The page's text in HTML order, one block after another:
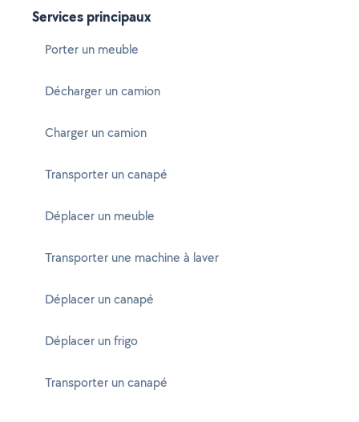
Services principaux
Porter un meuble
Décharger un camion
Charger un camion
Transporter un canapé
Déplacer un meuble
Transporter une machine à laver
Déplacer un canapé
Déplacer un frigo
Transporter un canapé